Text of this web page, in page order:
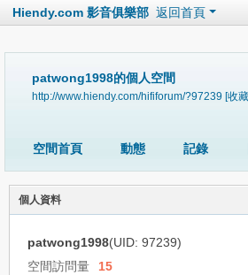
Hiendy.com 影音俱樂部 返回首頁
patwong1998的個人空間
http://www.hiendy.com/hififorum/?97239 [收
空間首頁 動態 記錄
個人資料
patwong1998(UID: 97239)
空間訪問量
15